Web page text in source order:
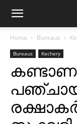
Home Bureaus
Bureaus Kechery